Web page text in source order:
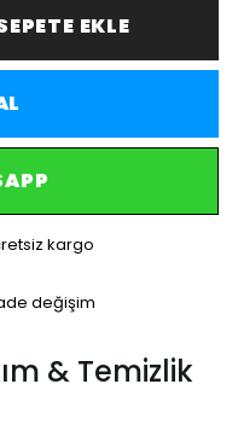
EKLE
kargo
değişim
& Temizlik